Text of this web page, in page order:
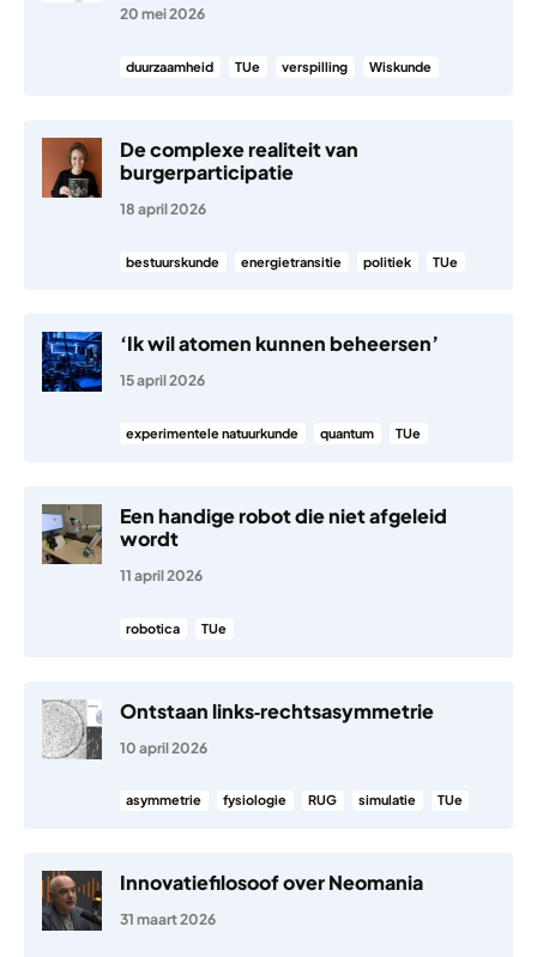
20 mei 2026
duurzaamheid TUe verspilling Wiskunde
De complexe realiteit van
burgerparticipatie
18 april 2026
bestuurskunde energietransitie politiek TUe
‘Ik wil atomen kunnen beheersen’
15 april 2026
experimentele natuurkunde quantum TUe
Een handige robot die niet afgeleid
wordt
11 april 2026
robotica TUe
Ontstaan links‑rechtsasymmetrie
10 april 2026
asymmetrie fysiologie RUG simulatie TUe
Innovatiefilosoof over Neomania
31 maart 2026